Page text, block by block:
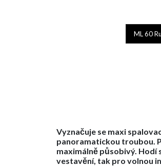
ML 60
Vyznačuje se maxi
panoramatickou troubou.
maximálně působivý. Hodí
vestavění, tak pro volnou